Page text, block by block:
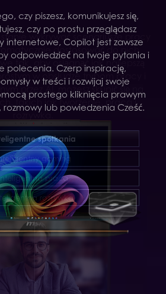
czy piszesz, komunikujesz się,
czy po prostu przeglądasz
internetowe, Copilot jest zawsze
odpowiedzieć na twoje pytania i
polecenia. Czerp inspirację,
w treści i rozwijaj swoje
prostego kliknięcia prawym
rozmowy lub powiedzenia Cześć.
SI AI E
stanie wykrywać scenariusze pracy
dostosować do nich
tak, aby osiągnąć jak najlepszą
w obsłudze trybom pracy i
przez AI, możesz skupić się na
takich jak tworzenie, praca i
rozrywka.
spotkania
gaming
praca
rozrywka